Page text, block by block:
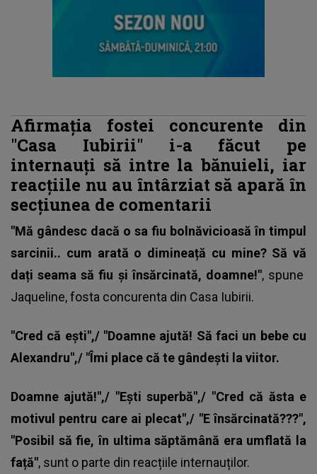
Afirmația fostei concurente din
"Casa Iubirii" i-a făcut pe
internauți să intre la bănuieli, iar
reacțiile nu au întârziat să apară în
secțiunea de comentarii
"Mă gândesc dacă o sa fiu bolnăvicioasă în timpul
sarcinii.. cum arată o dimineață cu mine? Să vă
dați seama să fiu și însărcinată, doamne!", spune
Jaqueline,fosta concurenta din Casa Iubirii.
"Cred că ești",/ "Doamne ajută! Să faci un bebe cu
Alexandru",/ "Îmi place că te gândești la viitor.
Doamne ajută!",/ "Ești superbă",/ "Cred că ăsta e
motivul pentru care ai plecat",/ "E însărcinată???",
"Posibil să fie, în ultima săptămână era umflată la
față", sunt o parte din reacțiile internauților.